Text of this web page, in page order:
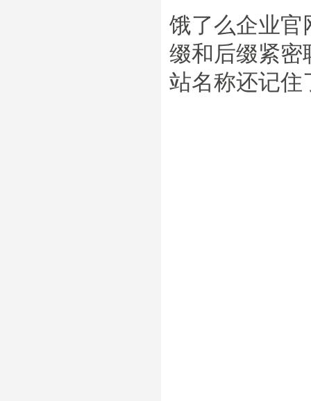
饿了么企业官
缀和后缀紧密
站名称还记住